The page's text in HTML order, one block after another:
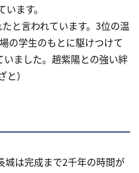
ます。
と言われています。3位の温
の学生のもとに駆けつけて
ました。趙紫陽との強い絆
）
は完成まで2千年の時間が